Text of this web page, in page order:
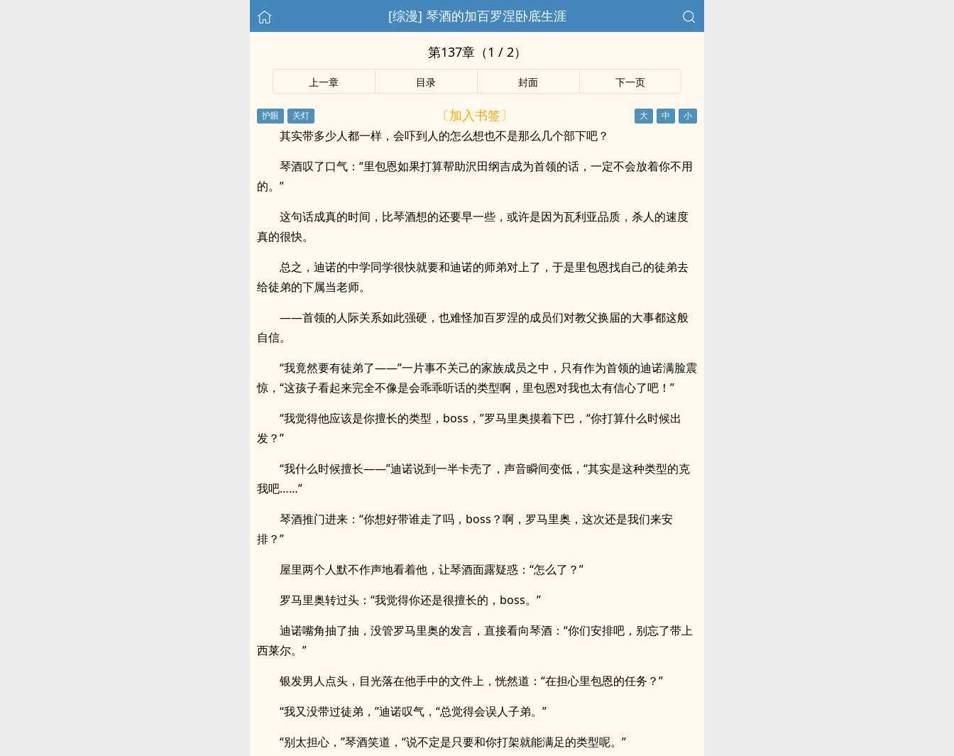
[综漫] 琴酒的加百罗涅卧底生涯
第137章（1 / 2）
上一章 目录 封面 下一页
〔加入书签〕
其实带多少人都一样，会吓到人的怎么想也不是那么几个部下吧？
琴酒叹了口气：“里包恩如果打算帮助沢田纲吉成为首领的话，一定不会放着你不用
的。”
这句话成真的时间，比琴酒想的还要早一些，或许是因为瓦利亚品质，杀人的速度
真的很快。
总之，迪诺的中学同学很快就要和迪诺的师弟对上了，于是里包恩找自己的徒弟去
给徒弟的下属当老师。
——首领的人际关系如此强硬，也难怪加百罗涅的成员们对教父换届的大事都这般
自信。
“我竟然要有徒弟了——”一片事不关己的家族成员之中，只有作为首领的迪诺满脸震
惊，“这孩子看起来完全不像是会乖乖听话的类型啊，里包恩对我也太有信心了吧！”
“我觉得他应该是你擅长的类型，boss，”罗马里奥摸着下巴，“你打算什么时候出
发？”
“我什么时候擅长——”迪诺说到一半卡壳了，声音瞬间变低，“其实是这种类型的克
我吧……”
琴酒推门进来：“你想好带谁走了吗，boss？啊，罗马里奥，这次还是我们来安
排？”
屋里两个人默不作声地看着他，让琴酒面露疑惑：“怎么了？”
罗马里奥转过头：“我觉得你还是很擅长的，boss。”
迪诺嘴角抽了抽，没管罗马里奥的发言，直接看向琴酒：“你们安排吧，别忘了带上
西莱尔。”
银发男人点头，目光落在他手中的文件上，恍然道：“在担心里包恩的任务？”
“我又没带过徒弟，”迪诺叹气，“总觉得会误人子弟。”
“别太担心，”琴酒笑道，“说不定是只要和你打架就能满足的类型呢。”